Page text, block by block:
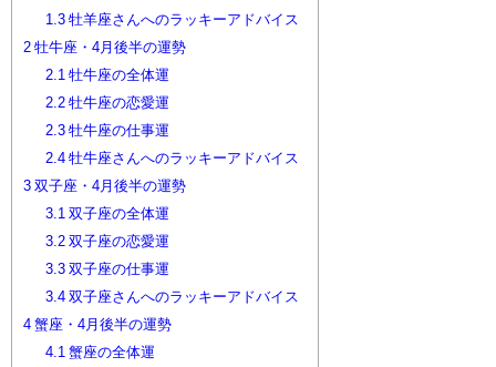
1.3牡羊座さんへのラッキーアドバイス
2 牡牛座・4月後半の運勢
2.1 牡牛座の全体運
2.2牡牛座の恋愛運
2.3牡牛座の仕事運
2.4牡牛座さんへのラッキーアドバイス
3 双子座・4月後半の運勢
3.1 双子座の全体運
3.2双子座の恋愛運
3.3双子座の仕事運
3.4双子座さんへのラッキーアドバイス
4 蟹座・4月後半の運勢
4.1 蟹座の全体運